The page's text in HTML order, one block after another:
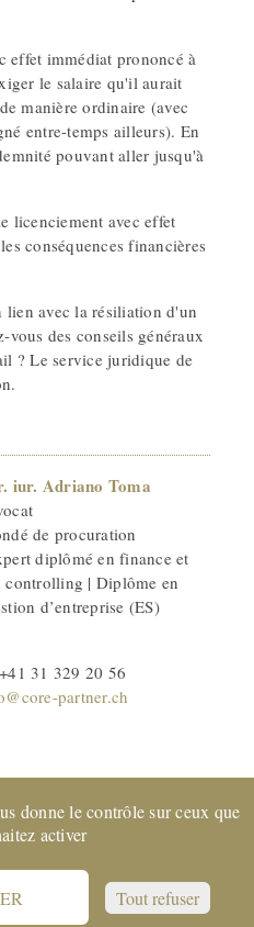
effet immédiat prononcé à
le salaire qu'il aurait
manière ordinaire (avec
entre-temps ailleurs). En
pouvant aller jusqu'à
licenciement avec effet
conséquences financières
lien avec la résiliation d'un
des conseils généraux
? Le service juridique de
iur. Adriano Toma
de procuration
diplômé en finance et
controlling | Diplôme en
d’entreprise (ES)
31 329 20 56
partner.ch
et membre de FIDUCIAIRE
SA
Impressum
donne le contrôle sur ceux que
activer
Tout refuser